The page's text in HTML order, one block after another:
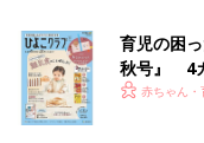
育児の困
秋号』 4
いっぱい！
赤ちゃん・